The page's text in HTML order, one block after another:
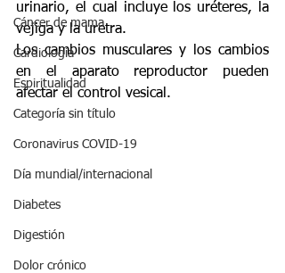
Cáncer de mama
Cardiología
Espiritualidad
Categoría sin título
Coronavirus COVID-19
Día mundial/internacional
Diabetes
Digestión
Dolor crónico
urinario, el cual incluye los uréteres, la
vejiga y la uretra.
Los cambios musculares y los cambios
en el aparato reproductor pueden
afectar el control vesical.